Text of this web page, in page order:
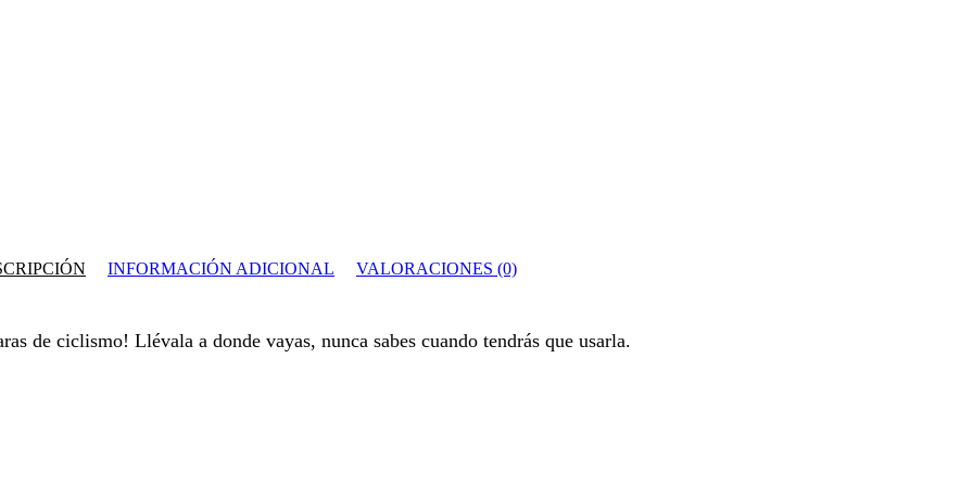
INFORMACIÓN ADICIONAL VALORACIONES (0)
de ciclismo! Llévala a donde vayas, nunca sabes cuando tendrás que usarla.